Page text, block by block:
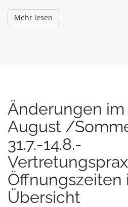
Mehr lesen
Änderungen im
August /
31.7.-14.8.-
Öffnungszeiten
Übersicht